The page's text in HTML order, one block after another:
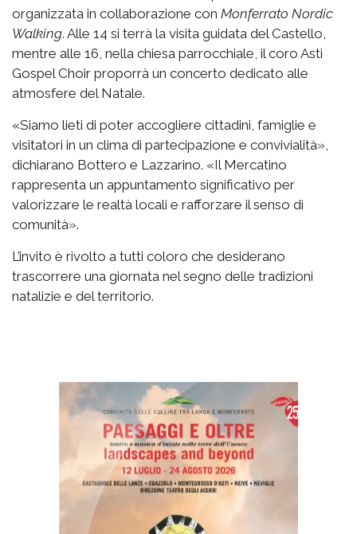
organizzata in collaborazione con Monferrato Nordic
Walking. Alle 14 si terrà la visita guidata del Castello,
mentre alle 16, nella chiesa parrocchiale, il coro Asti
Gospel Choir proporrà un concerto dedicato alle
atmosfere del Natale.
«Siamo lieti di poter accogliere cittadini, famiglie e
visitatori in un clima di partecipazione e convivialità»,
dichiarano Bottero e Lazzarino. «Il Mercatino
rappresenta un appuntamento significativo per
valorizzare le realtà locali e rafforzare il senso di
comunità».
L’invito è rivolto a tutti coloro che desiderano
trascorrere una giornata nel segno delle tradizioni
natalizie e del territorio.